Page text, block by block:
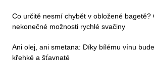
Co určitě nesmí chybět v obložené bagetě?
nekonečné možnosti rychlé svačiny
Ani olej, ani smetana: Díky bílému vínu
křehké a šťavnaté